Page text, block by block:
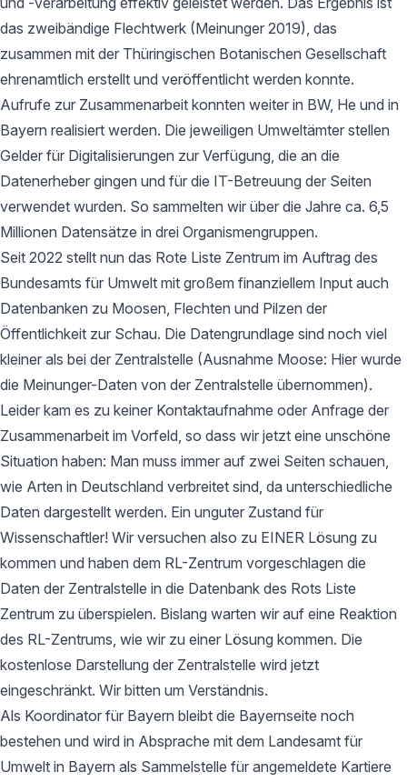
das zweibändige Flechtwerk (Meinunger 2019), das
zusammen mit der Thüringischen Botanischen Gesellschaft
ehrenamtlich erstellt und veröffentlicht werden konnte.
Aufrufe zur Zusammenarbeit konnten weiter in BW, He und in
Bayern realisiert werden. Die jeweiligen Umweltämter stellen
Gelder für Digitalisierungen zur Verfügung, die an die
Datenerheber gingen und für die IT-Betreuung der Seiten
verwendet wurden. So sammelten wir über die Jahre ca. 6,5
Millionen Datensätze in drei Organismengruppen.
Seit 2022 stellt nun das Rote Liste Zentrum im Auftrag des
Bundesamts für Umwelt mit großem finanziellem Input auch
Datenbanken zu Moosen, Flechten und Pilzen der
Öffentlichkeit zur Schau. Die Datengrundlage sind noch viel
kleiner als bei der Zentralstelle (Ausnahme Moose: Hier wurde
die Meinunger-Daten von der Zentralstelle übernommen).
Leider kam es zu keiner Kontaktaufnahme oder Anfrage der
Zusammenarbeit im Vorfeld, so dass wir jetzt eine unschöne
Situation haben: Man muss immer auf zwei Seiten schauen,
wie Arten in Deutschland verbreitet sind, da unterschiedliche
Daten dargestellt werden. Ein unguter Zustand für
Wissenschaftler! Wir versuchen also zu EINER Lösung zu
kommen und haben dem RL-Zentrum vorgeschlagen die
Daten der Zentralstelle in die Datenbank des Rots Liste
Zentrum zu überspielen. Bislang warten wir auf eine Reaktion
des RL-Zentrums, wie wir zu einer Lösung kommen. Die
kostenlose Darstellung der Zentralstelle wird jetzt
eingeschränkt. Wir bitten um Verständnis.
Als Koordinator für Bayern bleibt die Bayernseite noch
bestehen und wird in Absprache mit dem Landesamt für
Umwelt in Bayern als Sammelstelle für angemeldete Kartiere